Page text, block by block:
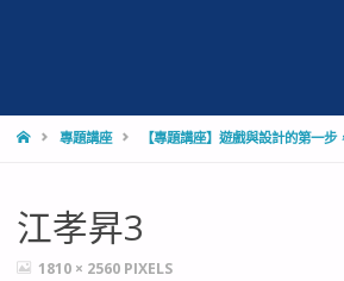
HOME專題講座 【專題講座】遊戲與設計的第一步
江孝昇3
FULL1810 × 2560 PIXELS